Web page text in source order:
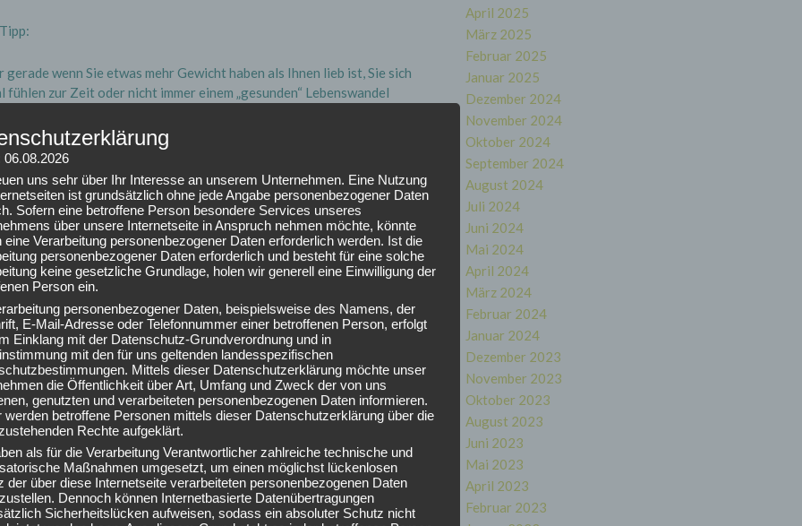
gerade wenn Sie etwas mehr Gewicht haben als Ihnen lieb ist, Sie sich
fühlen zur Zeit oder nicht immer einem „gesunden“ Lebenswandel
Training und Bewegung aktiviert so viele gute und gesunde
im Körper, die sofort nach dem Training spürbar sind und
FÜR DAS DEUTSCHE SPORTABZEICHEN!!
Schwimmen und Kraft-Disziplinen sind Anforderungen dabei
Top-Motivation, noch mehr für sich zu tun! In 10 Wochen trainieren wir
der neuen Rückenschule nach KddR-Richtlinien unsere motorischen
integrieren Haltung, Entspannung und Faszien-Training
durch den Kurs viel Spaß und Unterstützung zum Erreichen unserer
es zu den Leistungsanforderungen des Deutschen Sportabzeichens:
hannover.de.w01a8ce2.kasserver.com/wp-
2020/03/DSA_Poster_Zielerfuellung_Erwachsene_A3_2020_S
wieder beim TSV Victoria-Linden, die Prüfungsabnahmen finden statt
Anfang Oktober in der Mehrkampfanlage, im Erika-Fisch-
April 2025
März 2025
Februar 2025
Januar 2025
Dezember 2024
November 2024
Oktober 2024
September 2024
August 2024
Juli 2024
Juni 2024
Mai 2024
April 2024
März 2024
Februar 2024
Januar 2024
Dezember 2023
November 2023
Oktober 2023
August 2023
Juni 2023
Mai 2023
April 2023
Februar 2023
06.08.2026
uns sehr über Ihr Interesse an unserem Unternehmen. Eine Nutzung
ist grundsätzlich ohne jede Angabe personenbezogener Daten
Sofern eine betroffene Person besondere Services unseres
über unsere Internetseite in Anspruch nehmen möchte, könnte
eine Verarbeitung personenbezogener Daten erforderlich werden. Ist die
personenbezogener Daten erforderlich und besteht für eine solche
keine gesetzliche Grundlage, holen wir generell eine Einwilligung der
Person ein.
personenbezogener Daten, beispielsweise des Namens, der
E-Mail-Adresse oder Telefonnummer einer betroffenen Person, erfolgt
Einklang mit der Datenschutz-Grundverordnung und in
mit den für uns geltenden landesspezifischen
Mittels dieser Datenschutzerklärung möchte unser
die Öffentlichkeit über Art, Umfang und Zweck der von uns
genutzten und verarbeiteten personenbezogenen Daten informieren.
werden betroffene Personen mittels dieser Datenschutzerklärung über die
Rechte aufgeklärt.
als für die Verarbeitung Verantwortlicher zahlreiche technische und
Maßnahmen umgesetzt, um einen möglichst lückenlosen
der über diese Internetseite verarbeiteten personenbezogenen Daten
Dennoch können Internetbasierte Datenübertragungen
Sicherheitslücken aufweisen, sodass ein absoluter Schutz nicht